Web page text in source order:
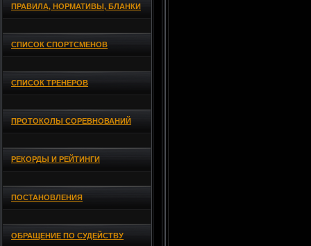
ПРАВИЛА, НОРМАТИВЫ, БЛАНКИ
СПИСОК СПОРТСМЕНОВ
СПИСОК ТРЕНЕРОВ
ПРОТОКОЛЫ СОРЕВНОВАНИЙ
РЕКОРДЫ И РЕЙТИНГИ
ПОСТАНОВЛЕНИЯ
ОБРАЩЕНИЕ ПО СУДЕЙСТВУ